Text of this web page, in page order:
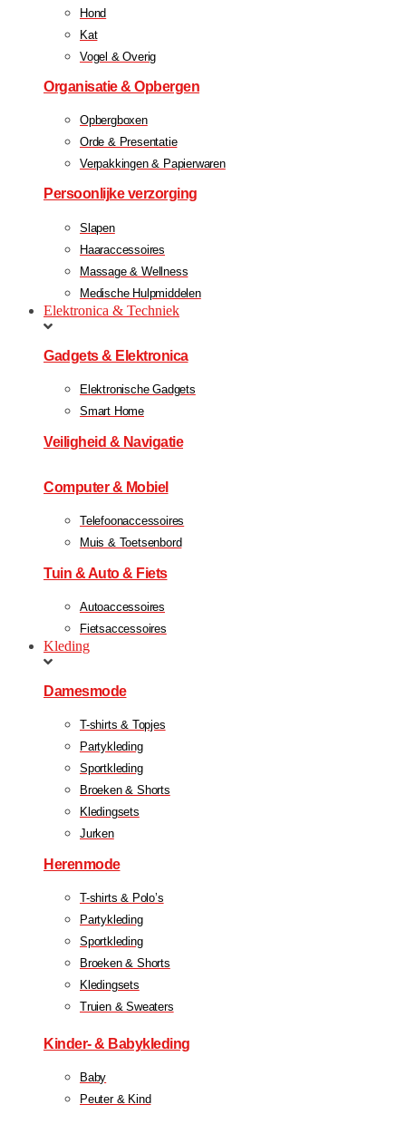
Hond
Kat
Vogel & Overig
Organisatie & Opbergen
Opbergboxen
Orde & Presentatie
Verpakkingen & Papierwaren
Persoonlijke verzorging
Slapen
Haaraccessoires
Massage & Wellness
Medische Hulpmiddelen
Elektronica & Techniek
Gadgets & Elektronica
Elektronische Gadgets
Smart Home
Veiligheid & Navigatie
Computer & Mobiel
Telefoonaccessoires
Muis & Toetsenbord
Tuin & Auto & Fiets
Autoaccessoires
Fietsaccessoires
Kleding
Damesmode
T-shirts & Topjes
Partykleding
Sportkleding
Broeken & Shorts
Kledingsets
Jurken
Herenmode
T-shirts & Polo’s
Partykleding
Sportkleding
Broeken & Shorts
Kledingsets
Truien & Sweaters
Kinder- & Babykleding
Baby
Peuter & Kind